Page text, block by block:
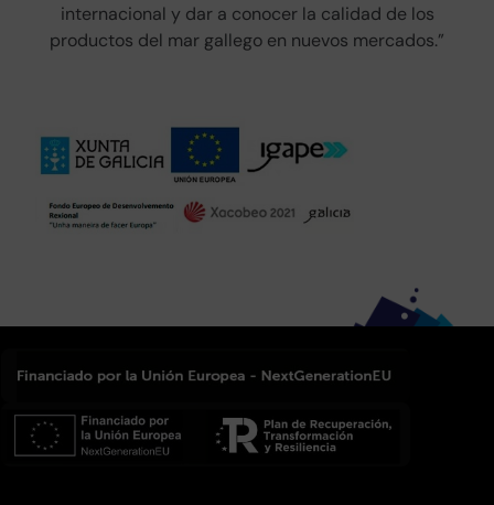
internacional y dar a conocer la calidad de los
productos del mar gallego en nuevos mercados.”